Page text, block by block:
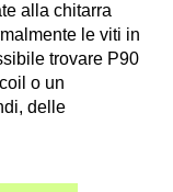
alla chitarra
le viti in
trovare P90
o un
delle